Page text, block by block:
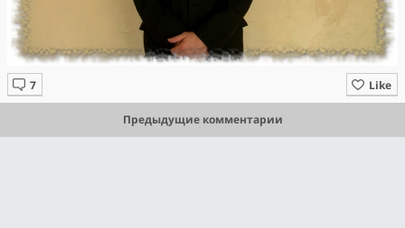
Like
Предыдущие комментарии